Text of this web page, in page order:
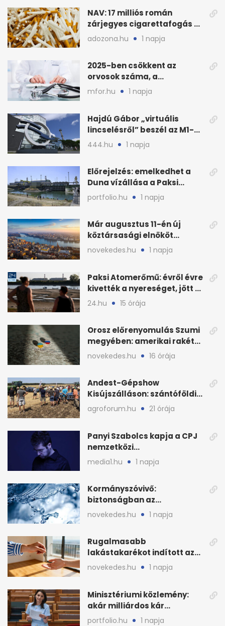
NAV: 17 milliós román
zárjegyes cigarettafogás az
M1-esen
adozona.hu 1 napja
2025-ben csökkent az
orvosok száma, a
háziorvosokra még több
mfor.hu 1 napja
Hajdú Gábor „virtuális
lincselésről” beszél az M1-
ből kirúgása után
444.hu 1 napja
Előrejelzés: emelkedhet a
Duna vízállása a Paksi
Atomerőműnél
portfolio.hu 1 napja
Már augusztus 11-én új
köztársasági elnököt
választhat az Országgyűlés
novekedes.hu 1 napja
Paksi Atomerőmű: évről évre
kivették a nyereséget, jött a
baj
24.hu 15 órája
Orosz előrenyomulás Szumi
megyében: amerikai rakéták
is zsákmányként
novekedes.hu 16 órája
Andest-Gépshow
Kisújszálláson: szántóföldi
bemutató 2026. augusztus
12-én
agroforum.hu 21 órája
Panyi Szabolcs kapja a CPJ
nemzetközi
sajtószabadság-díját
media1.hu 1 napja
Kormányszóvivő:
biztonságban az
ivóvízkészlet, nincs
stratégiai vízhiány
novekedes.hu 1 napja
Rugalmasabb
lakástakarékot indított az
OTP: két köztes kilépéssel
novekedes.hu 1 napja
Minisztériumi közlemény:
akár milliárdos kár
fenyegette Budapest fáit
portfolio.hu 1 napja